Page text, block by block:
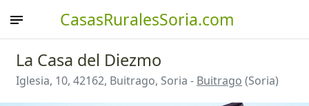
CasasRuralesSoria.com
La Casa del Diezmo
Iglesia, 10, 42162, Buitrago, Soria - Buitrago (Soria)